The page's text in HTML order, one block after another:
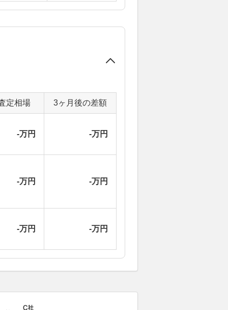
定相場 3ヶ月後の差額
-万円 -万円
-万円 -万円
-万円 -万円